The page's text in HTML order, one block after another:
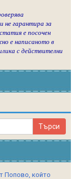
не гарантира за
е посочен
е написаното в
с действителни
Попово, който